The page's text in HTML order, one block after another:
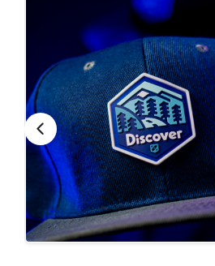
Automovil y Hogar
Bebidas
Bolsos, Maletines y
Botellas CAMELBAK ®
Ceramica
Comestibles
Cuidado Personal
Eco
CONTACTO
FESTIVIDADES
CARRITO